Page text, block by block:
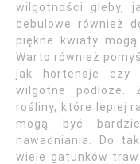
wilgotności gleby,
cebulowe również
piękne kwiaty
Warto również
jak hortensje czy
wilgotne
rośliny, które lepiej
mogą być
nawadniania. Do
wiele gatunków